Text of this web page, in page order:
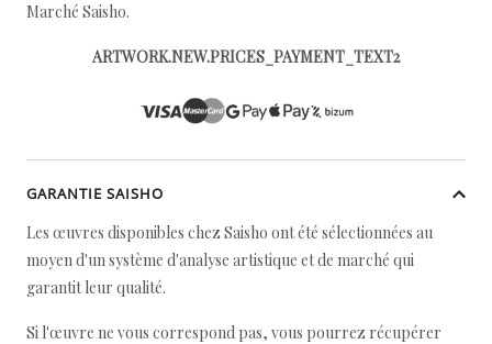
Marché Saisho.
ARTWORK.NEW.PRICES_PAYMENT_TEXT2
GARANTIE SAISHO
Les œuvres disponibles chez Saisho ont été sélectionnées au
moyen d'un système d'analyse artistique et de marché qui
garantit leur qualité.
Si l'œuvre ne vous correspond pas, vous pourrez récupérer